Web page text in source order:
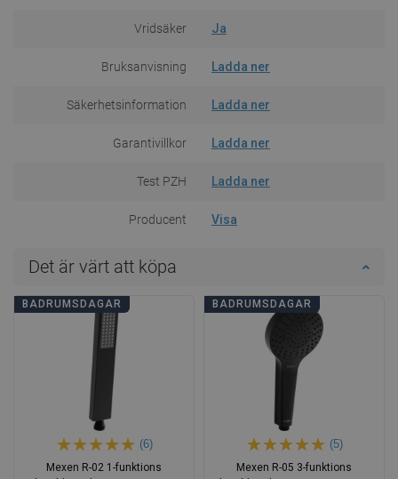
Vridsäker Ja
Bruksanvisning Ladda ner
Säkerhetsinformation Ladda ner
Garantivillkor Ladda ner
Test PZH Ladda ner
Producent Visa
Det är värt att köpa
BADRUMSDAGAR
(6)
Mexen R-02 1-funktions
BADRUMSDAGAR
(5)
Mexen R-05 3-funktions